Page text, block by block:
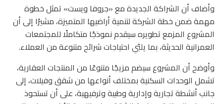
وأضاف أن الشراكة الجديدة مع «جروفا ويست» تمثل خطوة
مهمة ضمن خطة الشركة لتنمية أراضيها المتميزة، مشيرًا إلى أن
المشروع المزمع تطويره سيقدم نموذجًا متكاملًا للمجتمعات
العمرانية الحديثة، بما يلبّي احتياجات شرائح متنوعة من العملاء.
وأوضح أن المشروع سيضم مزيجًا متنوعًا من المنتجات العقارية،
تشمل الوحدات السكنية بمختلف أنواعها من شقق وفيلات، إلى
جانب أنشطة تجارية وإدارية وطبية وترفيهية، على أن تستحوذ